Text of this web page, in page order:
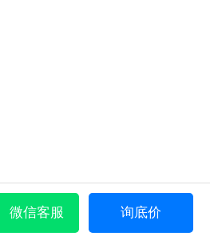
微信客服 询底价